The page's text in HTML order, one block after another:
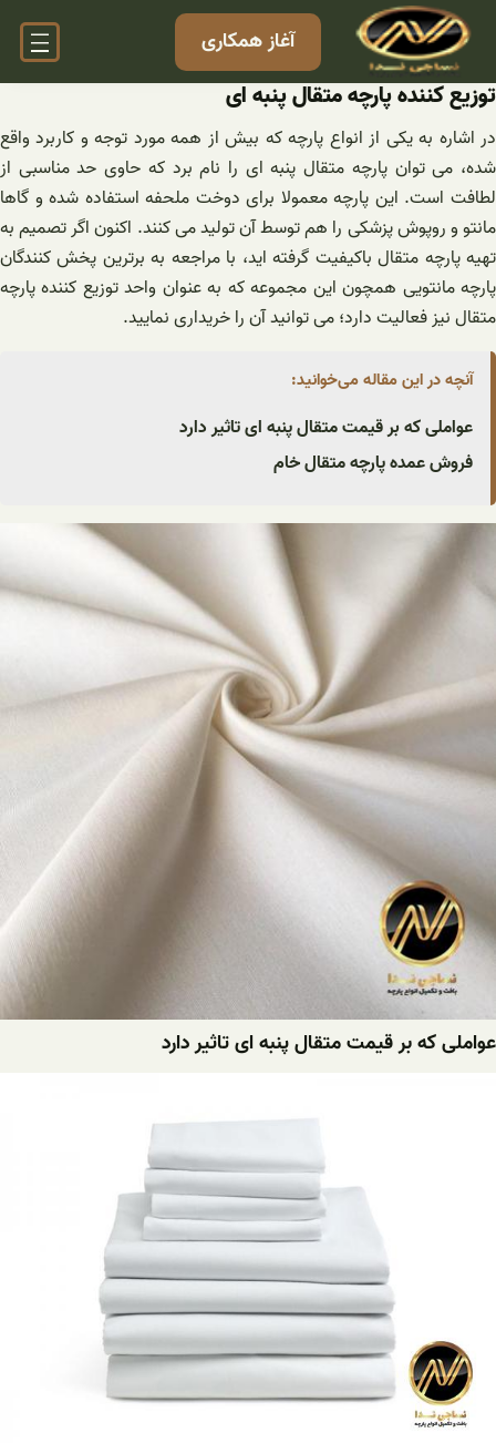
محتوا
آغاز همکاری
توزیع کننده پارچه متقال پنبه ای
در اشاره به یکی از انواع پارچه که بیش از همه مورد توجه و کاربرد واقع
شده، می توان پارچه متقال پنبه ای را نام برد که حاوی حد مناسبی از
لطافت است. این پارچه معمولا برای دوخت ملحفه استفاده شده و گاها
مانتو و روپوش پزشکی را هم توسط آن تولید می کنند. اکنون اگر تصمیم به
تهیه پارچه متقال باکیفیت گرفته اید، با مراجعه به برترین پخش کنندگان
پارچه مانتویی همچون این مجموعه که به عنوان واحد توزیع کننده پارچه
متقال نیز فعالیت دارد؛ می توانید آن را خریداری نمایید.
آنچه در این مقاله می‌خوانید:
عواملی که بر قیمت متقال پنبه ای تاثیر دارد
فروش عمده پارچه متقال خام
عواملی که بر قیمت متقال پنبه ای تاثیر دارد